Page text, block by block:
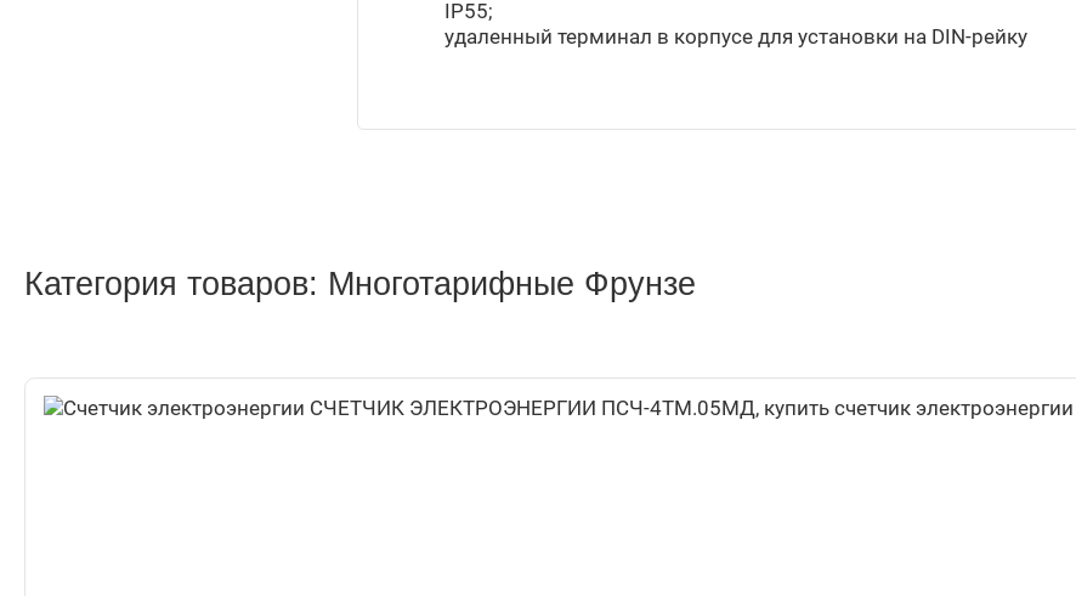
IP55;
удаленный терминал в корпусе для установки на DIN-рейку
Категория товаров: Многотарифные Фрунзе